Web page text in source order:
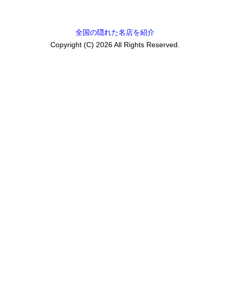
全国の隠れた名店を紹介
Copyright (C) 2026 All Rights Reserved.